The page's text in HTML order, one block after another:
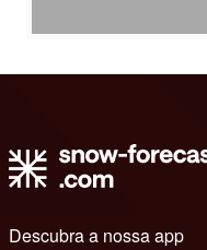
Descubra a nossa app